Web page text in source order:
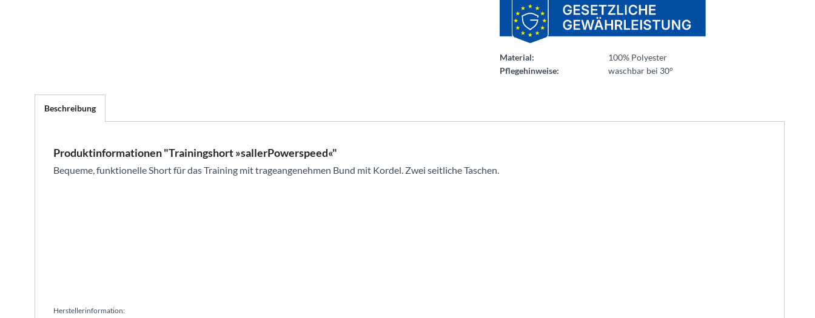
Material:
100% Polyester
Pflegehinweise:
waschbar bei 30°
Beschreibung
Produktinformationen "Trainingshort »sallerPowerspeed«"
Bequeme, funktionelle Short für das Training mit trageangenehmen Bund mit Kordel. Zwei seitliche Taschen.
Herstellerinformation: